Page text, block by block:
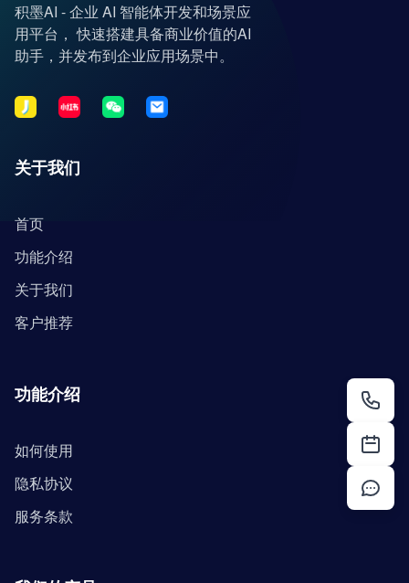
积墨AI - 企业 AI 智能体开发和场景应
用平台， 快速搭建具备商业价值的AI
助手，并发布到企业应用场景中。
关于我们
首页
功能介绍
关于我们
客户推荐
功能介绍
如何使用
隐私协议
服务条款